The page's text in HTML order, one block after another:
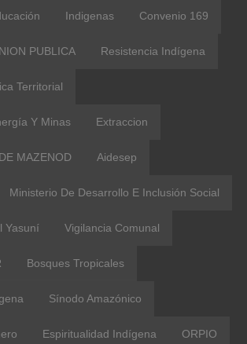
Indigenas Convenio 169
PUBLICA Resistencia Indígena
Territorial
Y Minas Extraccion
MAZENOD Aidesep
Ministerio De Desarrollo E Inclusión Social
Yasuní Vigilancia Comunal
Bosques Tropicales
Sínodo Amazónico
Espiritualidad Indígena ORPIO